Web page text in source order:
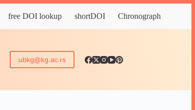
free DOI lookup shortDOI Chronograph
ubkg@kg.ac.rs